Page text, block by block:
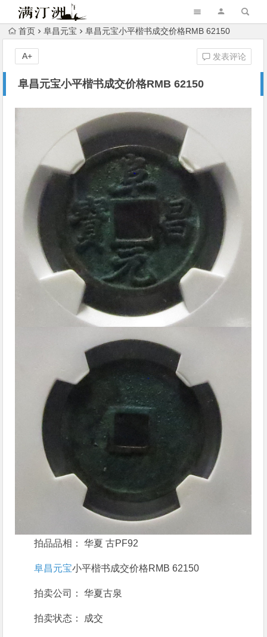
首页 阜昌元宝 阜昌元宝小平楷书成交价格RMB 62150
阜昌元宝小平楷书成交价格RMB 62150
发表评论
A+
拍品品相： 华夏 古PF92
阜昌元宝小平楷书成交价格RMB 62150
拍卖公司： 华夏古泉
拍卖状态： 成交